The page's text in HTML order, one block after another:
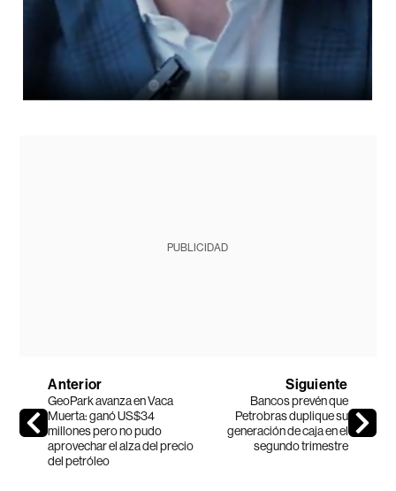
PUBLICIDAD
Anterior
GeoPark avanza en Vaca
Muerta: ganó US$34
millones pero no pudo
aprovechar el alza del precio
del petróleo
Siguiente
Bancos prevén que
Petrobras duplique su
generación de caja en el
segundo trimestre